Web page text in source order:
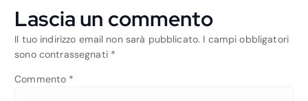
Lascia un commento
Il tuo indirizzo email non sarà pubblicato. I campi obbligatori
sono contrassegnati *
Commento *